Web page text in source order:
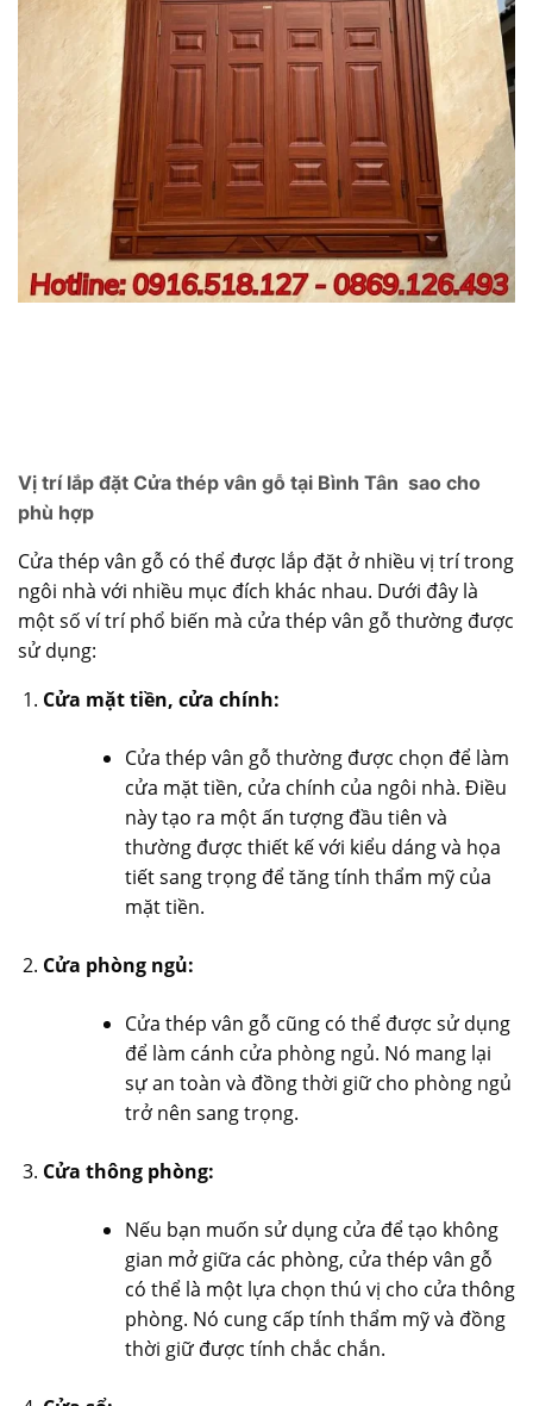
Vị trí lắp đặt Cửa thép vân gỗ tại Bình Tân sao cho
phù hợp
Cửa thép vân gỗ có thể được lắp đặt ở nhiều vị trí trong
ngôi nhà với nhiều mục đích khác nhau. Dưới đây là
một số ví trí phổ biến mà cửa thép vân gỗ thường được
sử dụng:
Cửa mặt tiền, cửa chính:
Cửa thép vân gỗ thường được chọn để làm
cửa mặt tiền, cửa chính của ngôi nhà. Điều
này tạo ra một ấn tượng đầu tiên và
thường được thiết kế với kiểu dáng và họa
tiết sang trọng để tăng tính thẩm mỹ của
mặt tiền.
Cửa phòng ngủ:
Cửa thép vân gỗ cũng có thể được sử dụng
để làm cánh cửa phòng ngủ. Nó mang lại
sự an toàn và đồng thời giữ cho phòng ngủ
trở nên sang trọng.
Cửa thông phòng:
Nếu bạn muốn sử dụng cửa để tạo không
gian mở giữa các phòng, cửa thép vân gỗ
có thể là một lựa chọn thú vị cho cửa thông
phòng. Nó cung cấp tính thẩm mỹ và đồng
thời giữ được tính chắc chắn.